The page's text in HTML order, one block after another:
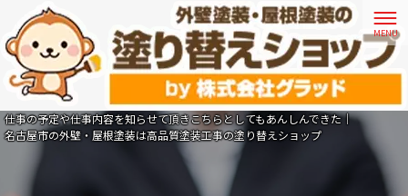
仕事の予定や仕事内容を知らせて頂きこちらとしてもあんしんできた｜
名古屋市の外壁・屋根塗装は高品質塗装工事の塗り替えショップ